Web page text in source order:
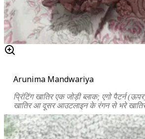
Arunima Mandwariya
प्रिंटिंग खातिर एक जोड़ी ब्लाक; एगो पैटर्न
खातिर आ दूसर आउटलाइन के रंगन से भरे